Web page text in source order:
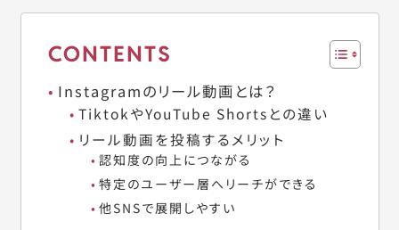
CONTENTS
Instagramのリール動画とは？
TiktokやYouTube Shortsとの違い
リール動画を投稿するメリット
認知度の向上につながる
特定のユーザー層へリーチができる
他SNSで展開しやすい